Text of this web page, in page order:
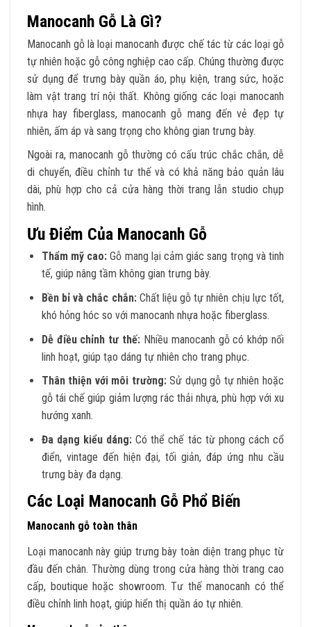
Manocanh Gỗ Là Gì?
Manocanh gỗ là loại manocanh được chế tác từ các loại gỗ
tự nhiên hoặc gỗ công nghiệp cao cấp. Chúng thường được
sử dụng để trưng bày quần áo, phụ kiện, trang sức, hoặc
làm vật trang trí nội thất. Không giống các loại manocanh
nhựa hay fiberglass, manocanh gỗ mang đến vẻ đẹp tự
nhiên, ấm áp và sang trọng cho không gian trưng bày.
Ngoài ra, manocanh gỗ thường có cấu trúc chắc chắn, dễ
di chuyển, điều chỉnh tư thế và có khả năng bảo quản lâu
dài, phù hợp cho cả cửa hàng thời trang lẫn studio chụp
hình.
Ưu Điểm Của Manocanh Gỗ
Thẩm mỹ cao: Gỗ mang lại cảm giác sang trọng và tinh
tế, giúp nâng tầm không gian trưng bày.
Bền bỉ và chắc chắn:Chất liệu gỗ tự nhiên chịu lực tốt,
khó hỏng hóc so với manocanh nhựa hoặc fiberglass.
Dễ điều chỉnh tư thế: Nhiều manocanh gỗ có khớp nối
linh hoạt, giúp tạo dáng tự nhiên cho trang phục.
Thân thiện với môi trường:Sử dụng gỗ tự nhiên hoặc
gỗ tái chế giúp giảm lượng rác thải nhựa, phù hợp với xu
hướng xanh.
Đa dạng kiểu dáng: Có thể chế tác từ phong cách cổ
điển, vintage đến hiện đại, tối giản, đáp ứng nhu cầu
trưng bày đa dạng.
Các Loại Manocanh Gỗ Phổ Biến
Manocanh gỗ toàn thân
Loại manocanh này giúp trưng bày toàn diện trang phục từ
đầu đến chân. Thường dùng trong cửa hàng thời trang cao
cấp, boutique hoặc showroom. Tư thế manocanh có thể
điều chỉnh linh hoạt, giúp hiển thị quần áo tự nhiên.